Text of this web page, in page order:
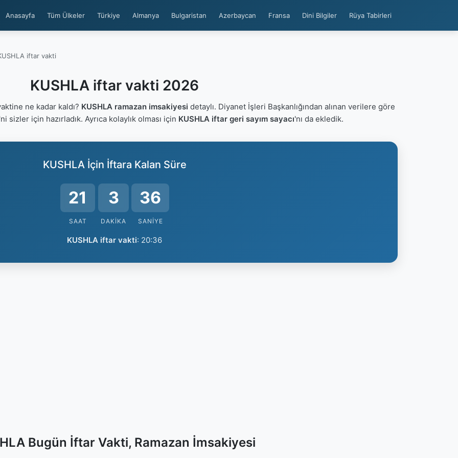
Anasayfa Tüm Ülkeler Türkiye Almanya Bulgaristan Azerbaycan Fransa Dini Bilgiler Rüya Tabirleri
iftar vakti
KUSHLA iftar vakti 2026
ne kadar kaldı? KUSHLA ramazan imsakiyesi detaylı. Diyanet İşleri Başkanlığından alınan verilere göre
sizler için hazırladık. Ayrıca kolaylık olması için KUSHLA iftar geri sayım sayacı'nı da ekledik.
KUSHLA İçin İftara Kalan Süre
21
SAAT
3
DAKIKA
35
SANIYE
KUSHLA iftar vakti: 20:36
Bugün İftar Vakti, Ramazan İmsakiyesi